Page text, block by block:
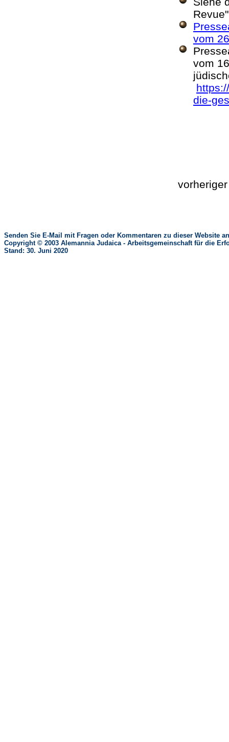
vom
vom
die-
Senden Sie E-Mail mit Fragen oder Kommentaren zu dieser Website
Copyright © 2003 Alemannia Judaica - Arbeitsgemeinschaft für die
Stand: 30. Juni 2020